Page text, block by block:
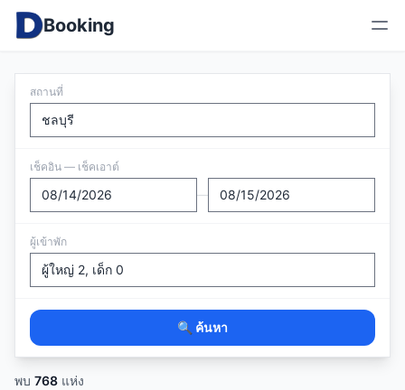
Booking
สถานที่
เช็คอิน — เช็คเอาต์
—
ผู้เข้าพัก
🔍 ค้นหา
พบ 768 แห่ง